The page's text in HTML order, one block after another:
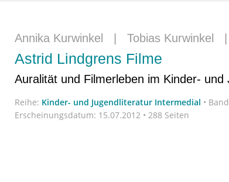
Annika Kurwinkel Tobias Kurwinkel
Astrid Lindgrens Filme
Auralität und Filmerleben im Kinder-
Reihe: Kinder- und Jugendliteratur Intermedial •
Erscheinungsdatum: 15.07.2012 • 288 Seiten